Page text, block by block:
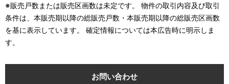
※販売戸数または販売区画数は未定です。 物件の取引内容及び取引
条件は、本販売期以降の総販売戸数・本販売期以降の総販売区画数
を基に表示しています。 確定情報については本広告時に明示しま
す。
お問い合わせ